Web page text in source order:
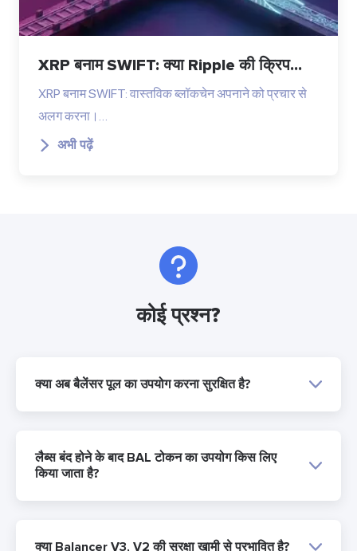
XRP बनाम SWIFT: क्या Ripple की क्रिप...
XRP बनाम SWIFT: वास्तविक ब्लॉकचेन अपनाने को प्रचार से
अलग करना।…
अभी पढ़ें
कोई प्रश्न?
क्या अब बैलेंसर पूल का उपयोग करना सुरक्षित है?
लैब्स बंद होने के बाद BAL टोकन का उपयोग किस लिए
किया जाता है?
क्या Balancer V3, V2 की सुरक्षा खामी से प्रभावित है?